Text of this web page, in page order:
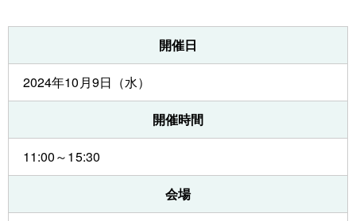
開催日
2024年10月9日（水）
開催時間
11:00～15:30
会場